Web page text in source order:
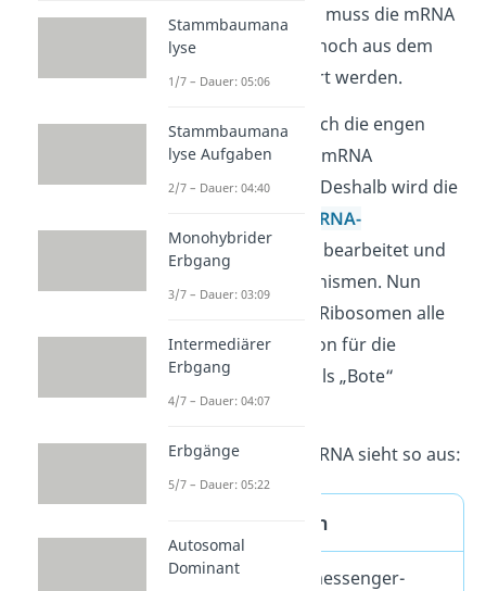
der
Zelle
stattfindet, muss die mRNA
bei den Eukaryoten noch aus dem
Zellkern transportiert werden.
Auf diesem Weg durch die engen
Kernporen kann die mRNA
beschädigt werden. Deshalb wird die
RNA-
Prozessierung
noch bearbeitet und
erhält Schutzmechanismen. Nun
kann die mRNA den Ribosomen alle
wichtigen Information für die
Proteinherstellung als „Bote“
überbringen.
Die Definition der mRNA sieht so aus:
mRNA Definition
Die mRNA (engl. messenger-
Stammbaumana
lyse
1/7 – Dauer: 05:06
Stammbaumana
lyse Aufgaben
2/7 – Dauer: 04:40
Monohybrider
Erbgang
3/7 – Dauer: 03:09
Intermediärer
Erbgang
4/7 – Dauer: 04:07
Erbgänge
5/7 – Dauer: 05:22
Autosomal
Dominant